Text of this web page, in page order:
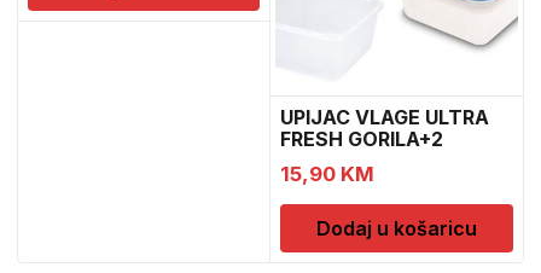
UPIJAC VLAGE ULTRA
FRESH GORILA+2
DOPUNE
15,90 KM
Dodaj u košaricu